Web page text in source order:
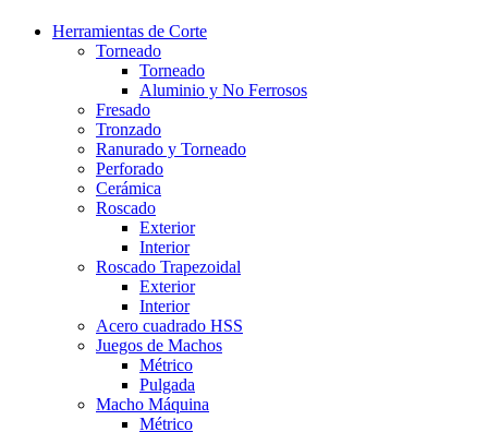
Herramientas de Corte
Torneado
Torneado
Aluminio y No Ferrosos
Fresado
Tronzado
Ranurado y Torneado
Perforado
Cerámica
Roscado
Exterior
Interior
Roscado Trapezoidal
Exterior
Interior
Acero cuadrado HSS
Juegos de Machos
Métrico
Pulgada
Macho Máquina
Métrico